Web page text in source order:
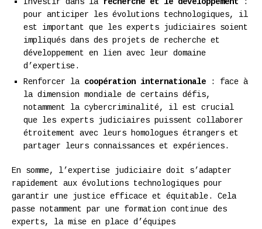
pour anticiper les évolutions technologiques, il
est important que les experts judiciaires soient
impliqués dans des projets de recherche et
développement en lien avec leur domaine
d’expertise.
Renforcer la coopération internationale : face à
la dimension mondiale de certains défis,
notamment la cybercriminalité, il est crucial
que les experts judiciaires puissent collaborer
étroitement avec leurs homologues étrangers et
partager leurs connaissances et expériences.
En somme, l’expertise judiciaire doit s’adapter
rapidement aux évolutions technologiques pour
garantir une justice efficace et équitable. Cela
passe notamment par une formation continue des
experts, la mise en place d’équipes